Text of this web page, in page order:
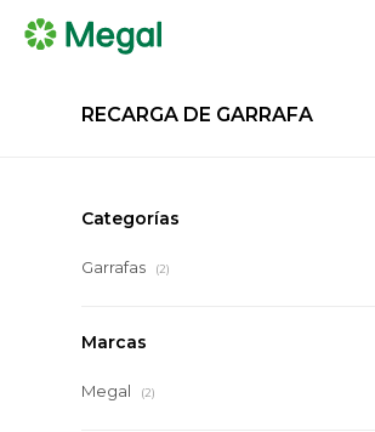
RECARGA DE GARRAFA
Categorías
Garrafas (2)
Marcas
Megal (2)